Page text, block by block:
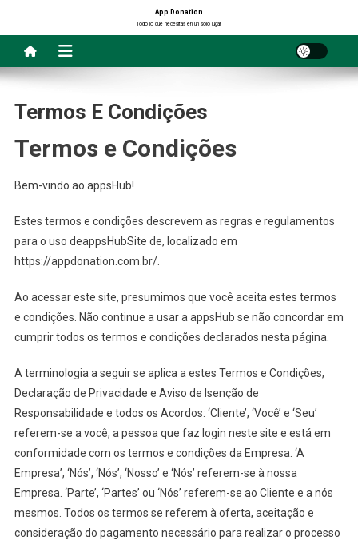
contenido
App Donation
Todo lo que necesitas en un solo lugar
Termos E Condições
Termos e Condições
Bem-vindo ao appsHub!
Estes termos e condições descrevem as regras e regulamentos
para o uso deappsHubSite de, localizado em
https://appdonation.com.br/.
Ao acessar este site, presumimos que você aceita estes termos
e condições. Não continue a usar a appsHub se não concordar em
cumprir todos os termos e condições declarados nesta página.
A terminologia a seguir se aplica a estes Termos e Condições,
Declaração de Privacidade e Aviso de Isenção de
Responsabilidade e todos os Acordos: ‘Cliente’, ‘Você’ e ‘Seu’
referem-se a você, a pessoa que faz login neste site e está em
conformidade com os termos e condições da Empresa. ‘A
Empresa’, ‘Nós’, ‘Nós’, ‘Nosso’ e ‘Nós’ referem-se à nossa
Empresa. ‘Parte’, ‘Partes’ ou ‘Nós’ referem-se ao Cliente e a nós
mesmos. Todos os termos se referem à oferta, aceitação e
consideração do pagamento necessário para realizar o processo